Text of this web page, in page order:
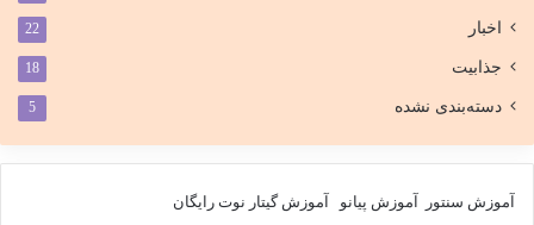
اخبار 22
جذابیت 18
دسته‌بندی نشده 5
آموزش سنتور آموزش پیانو آموزش گیتار نوت رایگان